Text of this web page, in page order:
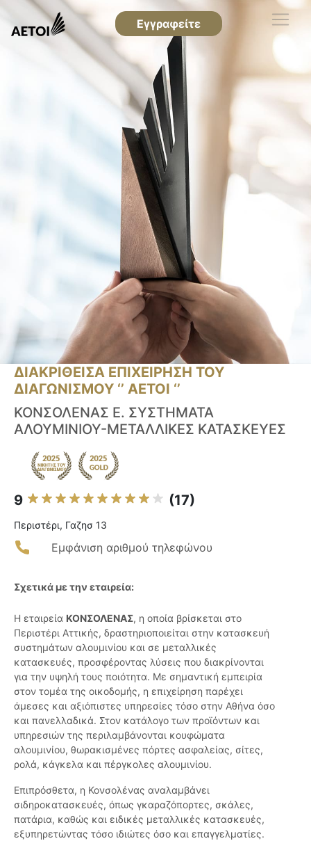
Εγγραφείτε
ΔΙΑΚΡΙΘΕΙΣΑ ΕΠΙΧΕΙΡΗΣΗ ΤΟΥ
ΔΙΑΓΩΝΙΣΜΟΥ ‘’ ΑΕΤΟΙ ‘’
ΚΟΝΣΟΛΕΝΑΣ Ε. ΣΥΣΤΗΜΑΤΑ
ΑΛΟΥΜΙΝΙΟΥ-ΜΕΤΑΛΛΙΚΕΣ ΚΑΤΑΣΚΕΥΕΣ
9 (17)
Περιστέρι, Γαζησ 13
Εμφάνιση αριθμού τηλεφώνου
Σχετικά με την εταιρεία:
Η εταιρεία ΚΟΝΣΟΛΕΝΑΣ, η οποία βρίσκεται στο
Περιστέρι Αττικής, δραστηριοποιείται στην κατασκευή
συστημάτων αλουμινίου και σε μεταλλικές
κατασκευές, προσφέροντας λύσεις που διακρίνονται
για την υψηλή τους ποιότητα. Με σημαντική εμπειρία
στον τομέα της οικοδομής, η επιχείρηση παρέχει
άμεσες και αξιόπιστες υπηρεσίες τόσο στην Αθήνα όσο
και πανελλαδικά. Στον κατάλογο των προϊόντων και
υπηρεσιών της περιλαμβάνονται κουφώματα
αλουμινίου, θωρακισμένες πόρτες ασφαλείας, σίτες,
ρολά, κάγκελα και πέργκολες αλουμινίου.
Επιπρόσθετα, η Κονσολένας αναλαμβάνει
σιδηροκατασκευές, όπως γκαραζόπορτες, σκάλες,
πατάρια, καθώς και ειδικές μεταλλικές κατασκευές,
εξυπηρετώντας τόσο ιδιώτες όσο και επαγγελματίες.